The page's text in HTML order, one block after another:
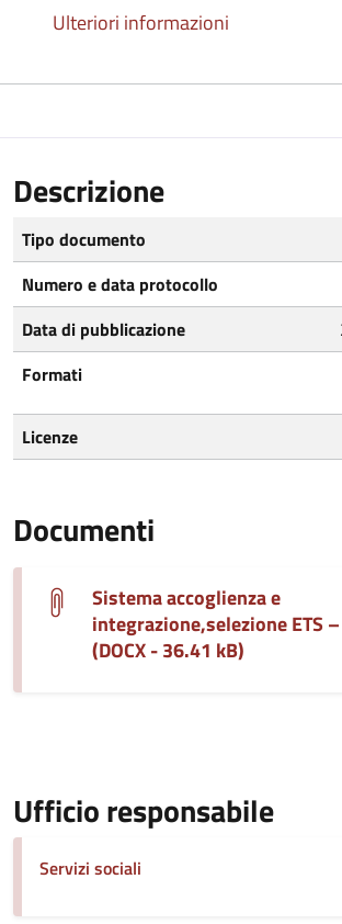
Ulteriori informazioni
Descrizione
Tipo documento
Numero e data protocollo
Data di pubblicazione
Formati
Licenze
Documenti
Sistema accoglienza e
integrazione,selezione ETS
(DOCX - 36.41 kB)
Ufficio responsabile
Servizi sociali